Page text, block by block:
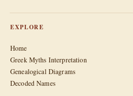
EXPLORE
Home
Greek Myths Interpretation
Genealogical Diagrams
Decoded Names